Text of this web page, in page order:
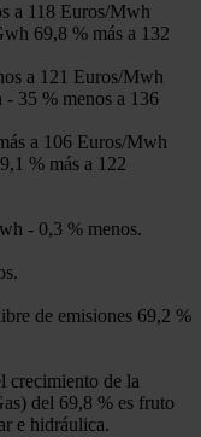
a 118 Euros/Mwh
69,8 % más a 132
a 121 Euros/Mwh
35 % menos a 136
a 106 Euros/Mwh
% más a 122
- 0,3 % menos.
de emisiones 69,2 %
crecimiento de la
del 69,8 % es fruto
e hidráulica.